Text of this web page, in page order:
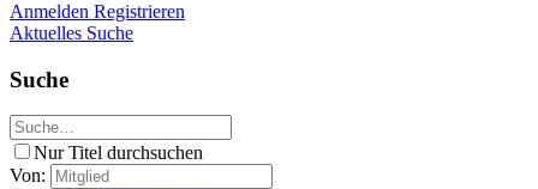
Anmelden Registrieren
Aktuelles Suche
Suche
Nur Titel durchsuchen
Von: